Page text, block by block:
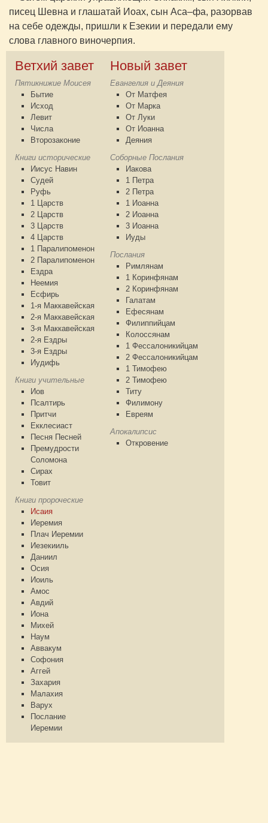
писец Шевна и глашатай Иоах, сын Аса–фа, разорвав
на себе одежды, пришли к Езекии и передали ему
слова главного виночерпия.
Ветхий завет
Пятикнижие Моисея
Бытие
Исход
Левит
Числа
Второзаконие
Книги исторические
Иисус Навин
Судей
Руфь
1 Царств
2 Царств
3 Царств
4 Царств
1 Паралипоменон
2 Паралипоменон
Ездра
Неемия
Есфирь
1-я Маккавейская
2-я Маккавейская
3-я Маккавейская
2-я Ездры
3-я Ездры
Иудифь
Книги учительные
Иов
Псалтирь
Притчи
Екклесиаст
Песня Песней
Премудрости
Соломона
Сирах
Товит
Книги пророческие
Исаия
Иеремия
Плач Иеремии
Иезекииль
Даниил
Осия
Иоиль
Амос
Авдий
Иона
Михей
Наум
Аввакум
Софония
Аггей
Захария
Малахия
Варух
Послание
Иеремии
Новый завет
Евангелия и Деяния
От Матфея
От Марка
От Луки
От Иоанна
Деяния
Соборные Послания
Иакова
1 Петра
2 Петра
1 Иоанна
2 Иоанна
3 Иоанна
Иуды
Послания
Римлянам
1 Коринфянам
2 Коринфянам
Галатам
Ефесянам
Филиппийцам
Колоссянам
1 Фессалоникийцам
2 Фессалоникийцам
1 Тимофею
2 Тимофею
Титу
Филимону
Евреям
Апокалипсис
Откровение